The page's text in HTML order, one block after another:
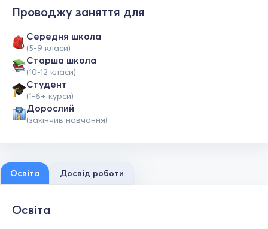
Проводжу заняття для
Середня школа
(5-9 класи)
Старша школа
(10-12 класи)
Студент
(1-6+ курси)
Дорослий
(закінчив навчання)
Освіта Досвід роботи
Освіта